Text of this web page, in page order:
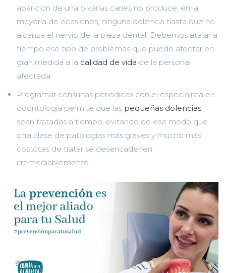
aparición de una o varias caries no produce, en la
mayoría de ocasiones, ninguna dolencia hasta que no
alcanza el nervio de la pieza dental. Debemos atajar a
tiempo ese tipo de problemas que puede afectar en
gran medida a la calidad de vida de la persona
afectada.
Programar consultas periódicas con el especialista en
odontología permite que las pequeñas dolencias
sean tratadas a tiempo, evitando de ese modo que
otra clase de patologías más graves y mucho más
costosas de tratar se desencadenen
irremediablemente.